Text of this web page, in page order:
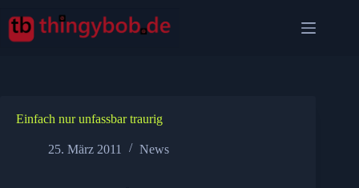
Inhalt
springen
Einfach nur unfassbar traurig
25. März 2011 News